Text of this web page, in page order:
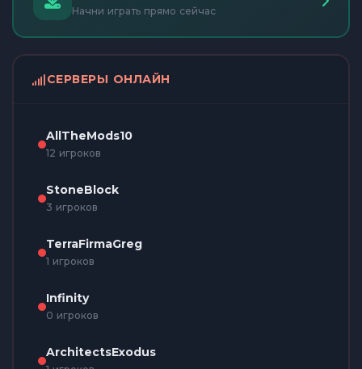
Начни играть прямо сейчас
СЕРВЕРЫ ОНЛАЙН
AllTheMods10
12 игроков
StoneBlock
3 игроков
TerraFirmaGreg
1 игроков
Infinity
0 игроков
ArchitectsExodus